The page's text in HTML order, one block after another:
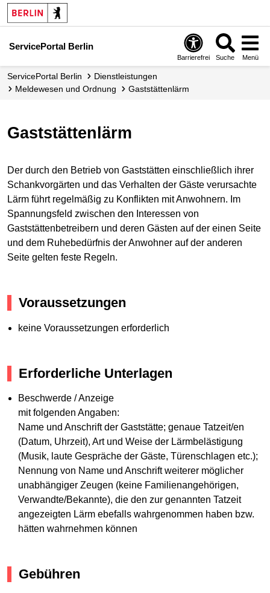
ServicePortal Berlin
Barrierefrei Suche Menü
ServicePortal Berlin
Dienstleistungen
Meldewesen und Ordnung
Gaststättenlärm
Gaststättenlärm
Der durch den Betrieb von Gaststätten einschließlich ihrer
Schankvorgärten und das Verhalten der Gäste verursachte
Lärm führt regelmäßig zu Konflikten mit Anwohnern. Im
Spannungsfeld zwischen den Interessen von
Gaststättenbetreibern und deren Gästen auf der einen Seite
und dem Ruhebedürfnis der Anwohner auf der anderen
Seite gelten feste Regeln.
Voraussetzungen
keine Voraussetzungen erforderlich
Erforderliche Unterlagen
Beschwerde / Anzeige
mit folgenden Angaben:
Name und Anschrift der Gaststätte; genaue Tatzeit/en
(Datum, Uhrzeit), Art und Weise der Lärmbelästigung
(Musik, laute Gespräche der Gäste, Türenschlagen etc.);
Nennung von Name und Anschrift weiterer möglicher
unabhängiger Zeugen (keine Familienangehörigen,
Verwandte/Bekannte), die den zur genannten Tatzeit
angezeigten Lärm ebefalls wahrgenommen haben bzw.
hätten wahrnehmen können
Gebühren